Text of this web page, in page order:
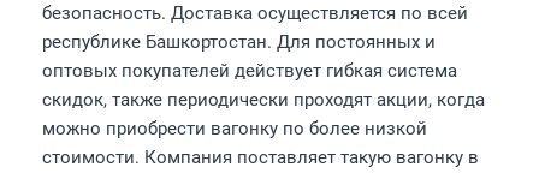
безопасность. Доставка осуществляется по всей
республике Башкортостан. Для постоянных и
оптовых покупателей действует гибкая система
скидок, также периодически проходят акции, когда
можно приобрести вагонку по более низкой
стоимости. Компания поставляет такую вагонку в